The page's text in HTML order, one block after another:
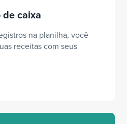
caixa
na planilha, você
receitas com seus